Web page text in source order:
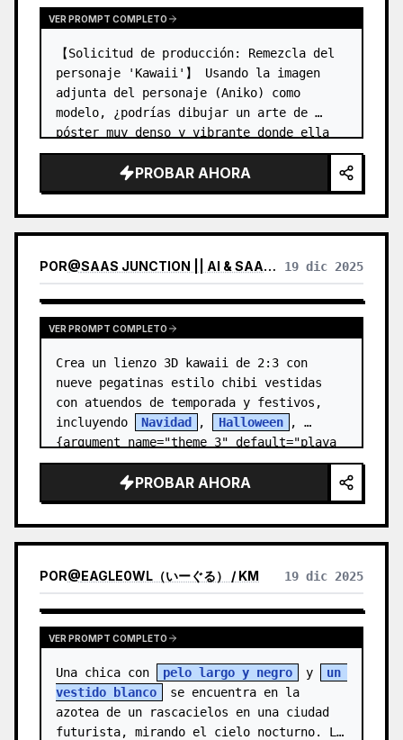
VER PROMPT COMPLETO
【Solicitud de producción: Remezcla del
personaje 'Kawaii'】 Usando la imagen
adjunta del personaje (Aniko) como
modelo, ¿podrías dibujar un arte de
póster muy denso y vibrante donde ella
se haya convertido en un ícono de la
moda Harajuku? 【Puntos a inferir】 Mej…
PROBAR AHORA
POR@SAAS JUNCTION || AI & SAAS UPDATES 19 dic 2025
VER PROMPT COMPLETO
Crea un lienzo 3D kawaii de 2:3 con
nueve pegatinas estilo chibi vestidas
con atuendos de temporada y festivos,
incluyendo
Navidad , Halloween
,
{argument name="theme 3" default="playa
de ve…
PROBAR AHORA
POR@EAGLE0WL（いーぐる） / KM 19 dic 2025
VER PROMPT COMPLETO
Una chica con pelo largo y negro y
un
vestido blanco
se encuentra en la
azotea de un rascacielos en una ciudad
futurista, mirando el cielo nocturno. La